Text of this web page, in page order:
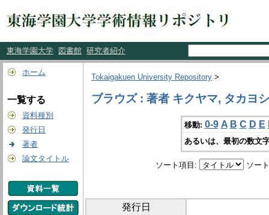
東海学園大学 図書館 研究者紹介
ホーム
一覧する
資料種別
発行日
著者
論文タイトル
Tokaigakuen University Repository >
ブラウズ : 著者 キクヤマ, タカヨシ
移動: 0-9 A B C D E
あるいは、最初の数文
ソート項目: ソー
発行日